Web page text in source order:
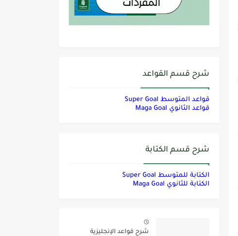
شرح قسم القواعد
قواعد المتوسط Super Goal
قواعد الثانوي Maga Goal
شرح قسم الكتابة
الكتابة للمتوسط Super Goal
الكتابة للثانوي Maga Goal
شرح قواعد الإنجليزية